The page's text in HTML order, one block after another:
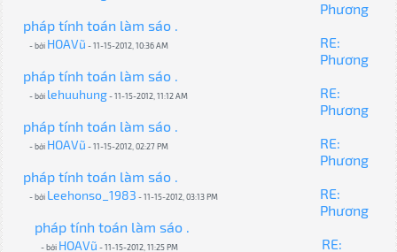
Phương
pháp tính toán làm sáo .
- bởi HOAVũ - 11-15-2012, 10:36 AM
RE:
Phương
pháp tính toán làm sáo .
- bởi lehuuhung- 11-15-2012, 11:12 AM
RE:
Phương
pháp tính toán làm sáo .
- bởi HOAVũ - 11-15-2012, 02:27 PM
RE:
Phương
pháp tính toán làm sáo .
- bởi Leehonso_1983 - 11-15-2012, 03:13 PM
RE:
Phương
pháp tính toán làm sáo .
- bởi HOAVũ - 11-15-2012, 11:25 PM
RE: